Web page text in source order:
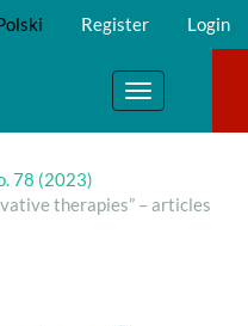
Register Login
Toggle
navigation
78 (2023)
therapies” – articles